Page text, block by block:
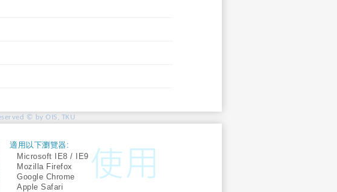
© by OIS, TKU
適用以下瀏覽器:
Microsoft IE8 / IE9
Mozilla Firefox
Google Chrome
Apple Safari